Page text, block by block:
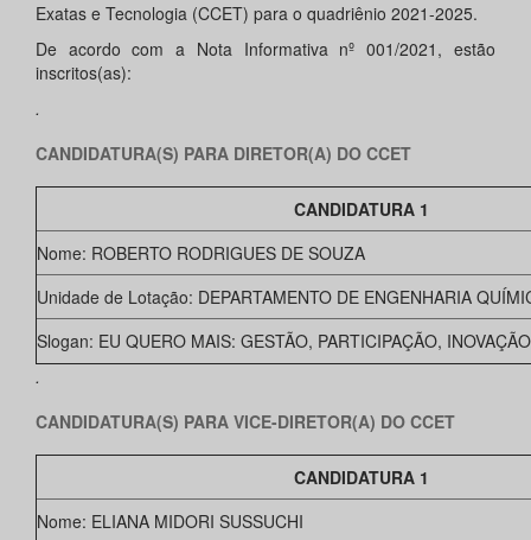
Exatas e Tecnologia (CCET) para o quadriênio 2021-2025.
De acordo com a Nota Informativa nº 001/2021, estão
inscritos(as):
.
CANDIDATURA(S) PARA DIRETOR(A) DO CCET
CANDIDATURA 1
Nome: ROBERTO RODRIGUES DE SOUZA
Unidade de Lotação: DEPARTAMENTO DE ENGENHARIA
Slogan: EU QUERO MAIS: GESTÃO, PARTICIPAÇÃO, INOVAÇÃO
.
CANDIDATURA(S) PARA VICE-DIRETOR(A) DO CCET
CANDIDATURA 1
Nome: ELIANA MIDORI SUSSUCHI